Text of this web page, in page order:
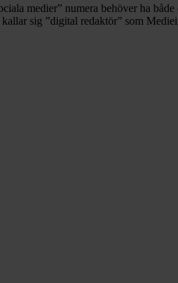
medier” numera behöver ha
sig ”digital redaktör” som